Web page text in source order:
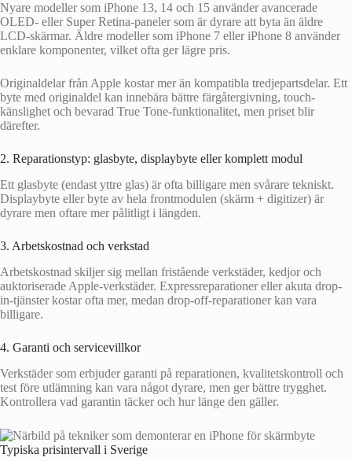
Nyare modeller som iPhone 13, 14 och 15 använder avancerade
OLED- eller Super Retina-paneler som är dyrare att byta än äldre
LCD-skärmar. Äldre modeller som iPhone 7 eller iPhone 8 använder
enklare komponenter, vilket ofta ger lägre pris.
Originaldelar från Apple kostar mer än kompatibla tredjepartsdelar. Ett
byte med originaldel kan innebära bättre färgåtergivning, touch-
känslighet och bevarad True Tone-funktionalitet, men priset blir
därefter.
2. Reparationstyp: glasbyte, displaybyte eller komplett modul
Ett glasbyte (endast yttre glas) är ofta billigare men svårare tekniskt.
Displaybyte eller byte av hela frontmodulen (skärm + digitizer) är
dyrare men oftare mer pålitligt i längden.
3. Arbetskostnad och verkstad
Arbetskostnad skiljer sig mellan fristående verkstäder, kedjor och
auktoriserade Apple-verkstäder. Expressreparationer eller akuta drop-
in-tjänster kostar ofta mer, medan drop-off-reparationer kan vara
billigare.
4. Garanti och servicevillkor
Verkstäder som erbjuder garanti på reparationen, kvalitetskontroll och
test före utlämning kan vara något dyrare, men ger bättre trygghet.
Kontrollera vad garantin täcker och hur länge den gäller.
Typiska prisintervall i Sverige